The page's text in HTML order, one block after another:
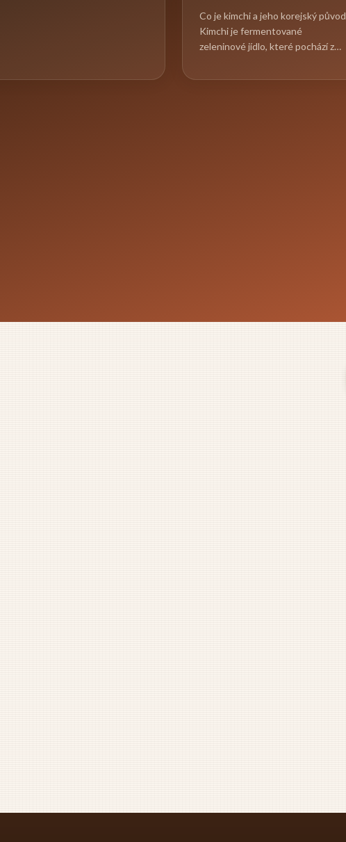
Co je kimchi a jeho korejský původ
Kimchi je fermentované
zeleninové jídlo, které pochází z